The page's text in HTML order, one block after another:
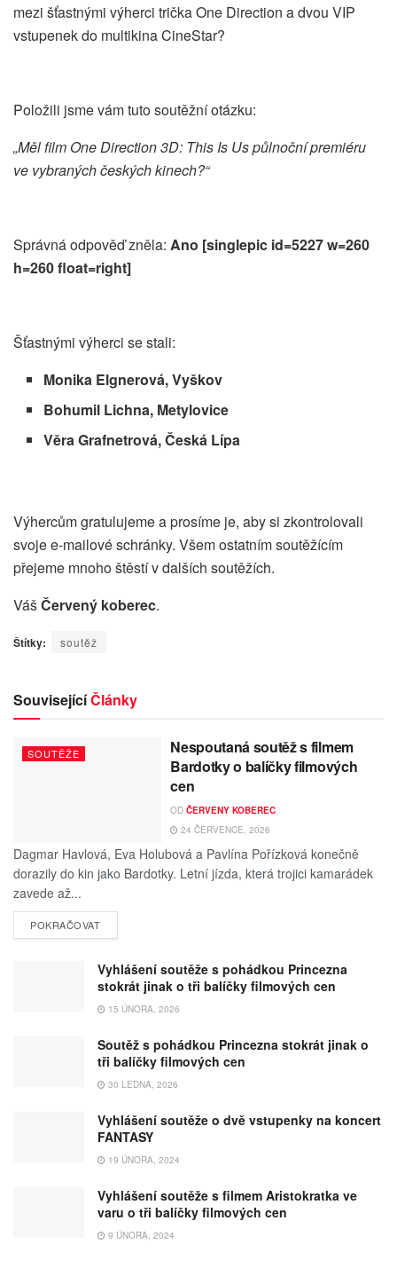
mezi šťastnými výherci trička One Direction a dvou VIP
vstupenek do multikina CineStar?
Položili jsme vám tuto soutěžní otázku:
„Měl film One Direction 3D: This Is Us půlnoční premiéru
ve vybraných českých kinech?“
Správná odpověď zněla: Ano [singlepic id=5227 w=260
h=260 float=right]
Šťastnými výherci se stali:
Monika Elgnerová, Vyškov
Bohumil Lichna, Metylovice
Věra Grafnetrová, Česká Lípa
Výhercům gratulujeme a prosíme je, aby si zkontrolovali
svoje e-mailové schránky. Všem ostatním soutěžícím
přejeme mnoho štěstí v dalších soutěžích.
VášČervený koberec.
Štítky: soutěž
SouvisejícíČlánky
SOUTĚŽE
Nespoutaná soutěž s filmem
Bardotky o balíčky filmových
cen
OD ČERVENY KOBEREC
24 ČERVENCE, 2026
Dagmar Havlová, Eva Holubová a Pavlína Pořízková konečně
dorazily do kin jako Bardotky. Letní jízda, která trojici kamarádek
zavede až...
POKRAČOVAT
Vyhlášení soutěže s pohádkou Princezna
stokrát jinak o tři balíčky filmových cen
15 ÚNORA, 2026
Soutěž s pohádkou Princezna stokrát jinak o
tři balíčky filmových cen
30 LEDNA, 2026
Vyhlášení soutěže o dvě vstupenky na koncert
FANTASY
19 ÚNORA, 2024
Vyhlášení soutěže s filmem Aristokratka ve
varu o tři balíčky filmových cen
9 ÚNORA, 2024